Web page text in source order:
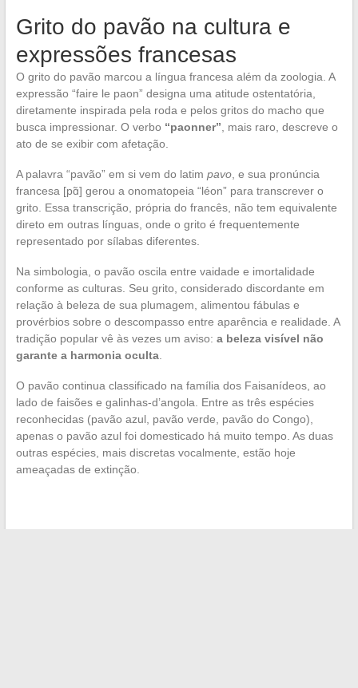
Grito do pavão na cultura e
expressões francesas
O grito do pavão marcou a língua francesa além da zoologia. A
expressão “faire le paon” designa uma atitude ostentatória,
diretamente inspirada pela roda e pelos gritos do macho que
busca impressionar. O verbo “paonner”, mais raro, descreve o
ato de se exibir com afetação.
A palavra “pavão” em si vem do latim pavo, e sua pronúncia
francesa [pɑ̃] gerou a onomatopeia “léon” para transcrever o
grito. Essa transcrição, própria do francês, não tem equivalente
direto em outras línguas, onde o grito é frequentemente
representado por sílabas diferentes.
Na simbologia, o pavão oscila entre vaidade e imortalidade
conforme as culturas. Seu grito, considerado discordante em
relação à beleza de sua plumagem, alimentou fábulas e
provérbios sobre o descompasso entre aparência e realidade. A
tradição popular vê às vezes um aviso: a beleza visível não
garante a harmonia oculta.
O pavão continua classificado na família dos Faisanídeos, ao
lado de faisões e galinhas-d’angola. Entre as três espécies
reconhecidas (pavão azul, pavão verde, pavão do Congo),
apenas o pavão azul foi domesticado há muito tempo. As duas
outras espécies, mais discretas vocalmente, estão hoje
ameaçadas de extinção.